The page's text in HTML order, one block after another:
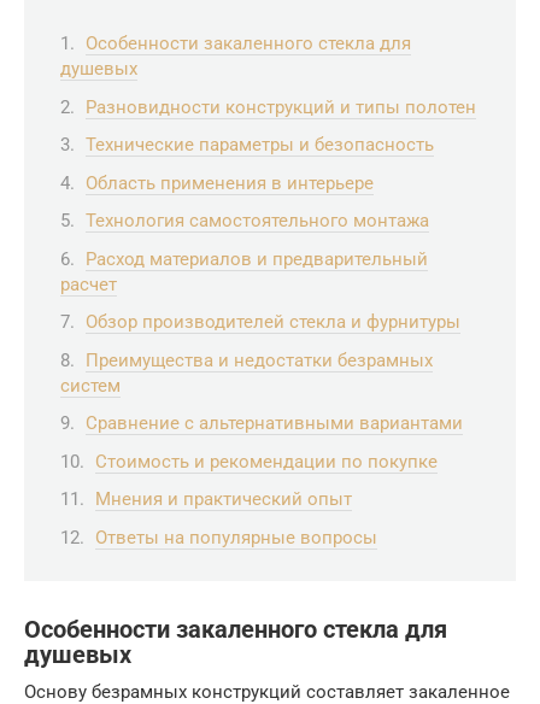
Особенности закаленного стекла для
душевых
Разновидности конструкций и типы полотен
Технические параметры и безопасность
Область применения в интерьере
Технология самостоятельного монтажа
Расход материалов и предварительный
расчет
Обзор производителей стекла и фурнитуры
Преимущества и недостатки безрамных
систем
Сравнение с альтернативными вариантами
Стоимость и рекомендации по покупке
Мнения и практический опыт
Ответы на популярные вопросы
Особенности закаленного стекла для
душевых
Основу безрамных конструкций составляет закаленное